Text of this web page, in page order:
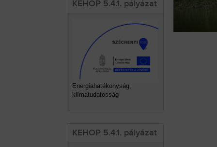
KEHOP 5.4.1. pályázat
Energiahatékonyság,
klímatudatosság
KEHOP 5.4.1. pályázat